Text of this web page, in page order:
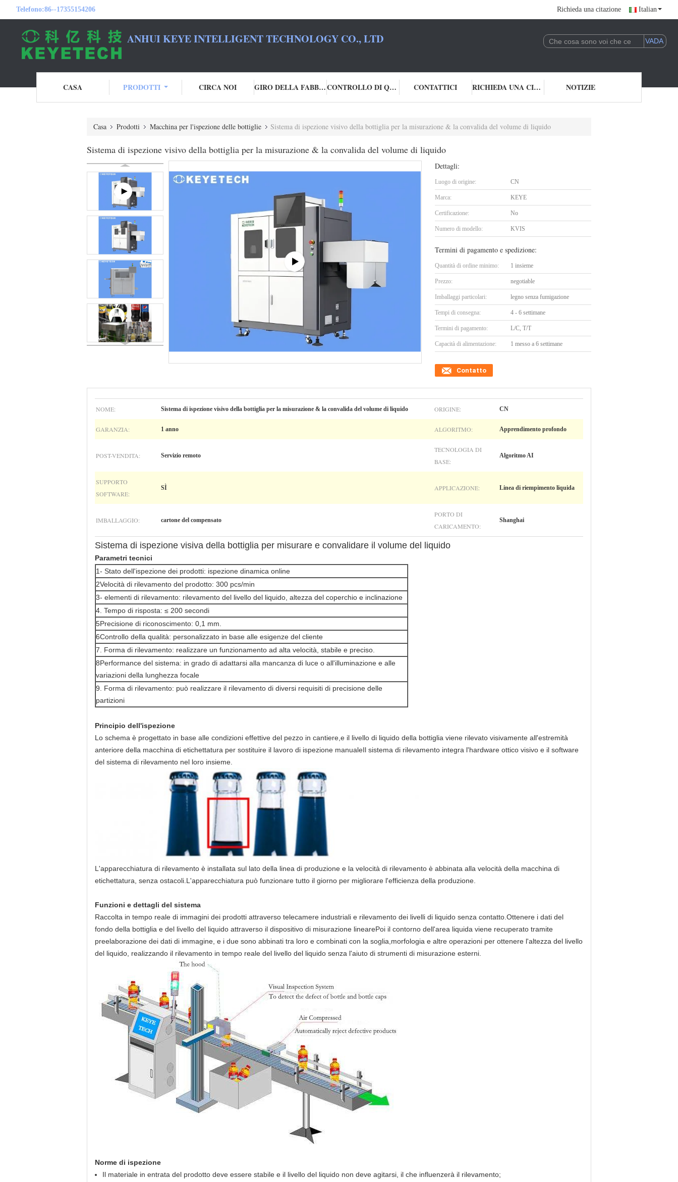
Telefono:86--17355154206 Richieda una citazione Italian
ANHUI KEYE INTELLIGENT TECHNOLOGY CO., LTD
CASA PRODOTTI CIRCA NOI GIRO DELLA FABBRICA CONTROLLO DI QUALITÀ CONTATTICI RICHIEDA UNA CITAZIONE NOTIZIE
Casa Prodotti Macchina per l'ispezione delle bottiglie Sistema di ispezione visivo della bottiglia per la misurazione & la convalida del volume di liquido
Sistema di ispezione visivo della bottiglia per la misurazione & la convalida del volume di liquido
Dettagli:
Luogo di origine: CN
Marca: KEYE
Certificazione: No
Numero di modello: KVIS
Termini di pagamento e spedizione:
Quantità di ordine minimo: 1 insieme
Prezzo: negotiable
Imballaggi particolari: legno senza fumigazione
Tempi di consegna: 4 - 6 settimane
Termini di pagamento: L/C, T/T
Capacità di alimentazione: 1 messo a 6 settimane
Contatto
NOME: Sistema di ispezione visivo della bottiglia per la misurazione & la convalida del volume di liquido ORIGINE: CN
GARANZIA: 1 anno ALGORITMO: Apprendimento profondo
POST-VENDITA: Servizio remoto
TECNOLOGIA DI
BASE:
Algoritmo AI
SUPPORTO
SOFTWARE:
SÌ APPLICAZIONE: Linea di riempimento liquida
IMBALLAGGIO: cartone del compensato
PORTO DI
CARICAMENTO:
Shanghai
Sistema di ispezione visiva della bottiglia per misurare e convalidare il volume del liquido
Parametri tecnici
1- Stato dell'ispezione dei prodotti: ispezione dinamica online
2Velocità di rilevamento del prodotto: 300 pcs/min
3- elementi di rilevamento: rilevamento del livello del liquido, altezza del coperchio e inclinazione
4. Tempo di risposta: ≤ 200 secondi
5Precisione di riconoscimento: 0,1 mm.
6Controllo della qualità: personalizzato in base alle esigenze del cliente
7. Forma di rilevamento: realizzare un funzionamento ad alta velocità, stabile e preciso.
8Performance del sistema: in grado di adattarsi alla mancanza di luce o all'illuminazione e alle
variazioni della lunghezza focale
9. Forma di rilevamento: può realizzare il rilevamento di diversi requisiti di precisione delle
partizioni
Principio dell'ispezione
Lo schema è progettato in base alle condizioni effettive del pezzo in cantiere,e il livello di liquido della bottiglia viene rilevato visivamente all'estremità
anteriore della macchina di etichettatura per sostituire il lavoro di ispezione manualeIl sistema di rilevamento integra l'hardware ottico visivo e il software
del sistema di rilevamento nel loro insieme.
L'apparecchiatura di rilevamento è installata sul lato della linea di produzione e la velocità di rilevamento è abbinata alla velocità della macchina di
etichettatura, senza ostacoli.L'apparecchiatura può funzionare tutto il giorno per migliorare l'efficienza della produzione.
Funzioni e dettagli del sistema
Raccolta in tempo reale di immagini dei prodotti attraverso telecamere industriali e rilevamento dei livelli di liquido senza contatto.Ottenere i dati del
fondo della bottiglia e del livello del liquido attraverso il dispositivo di misurazione linearePoi il contorno dell'area liquida viene recuperato tramite
preelaborazione dei dati di immagine, e i due sono abbinati tra loro e combinati con la soglia,morfologia e altre operazioni per ottenere l'altezza del livello
del liquido, realizzando il rilevamento in tempo reale del livello del liquido senza l'aiuto di strumenti di misurazione esterni.
Norme di ispezione
Il materiale in entrata del prodotto deve essere stabile e il livello del liquido non deve agitarsi, il che influenzerà il rilevamento;